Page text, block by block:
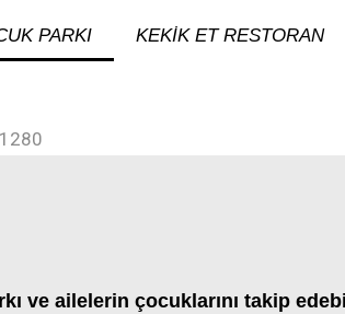
PARKI KEKIK ET RESTORAN
ve ailelerin çocuklarını takip